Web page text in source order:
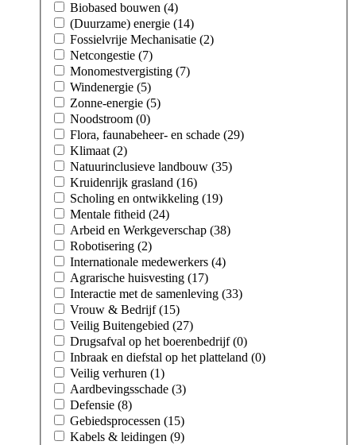
Biobased bouwen (4)
(Duurzame) energie (14)
Fossielvrije Mechanisatie (2)
Netcongestie (7)
Monomestvergisting (7)
Windenergie (5)
Zonne-energie (5)
Noodstroom (0)
Flora, faunabeheer- en schade (29)
Klimaat (2)
Natuurinclusieve landbouw (35)
Kruidenrijk grasland (16)
Scholing en ontwikkeling (19)
Mentale fitheid (24)
Arbeid en Werkgeverschap (38)
Robotisering (2)
Internationale medewerkers (4)
Agrarische huisvesting (17)
Interactie met de samenleving (33)
Vrouw & Bedrijf (15)
Veilig Buitengebied (27)
Drugsafval op het boerenbedrijf (0)
Inbraak en diefstal op het platteland (0)
Veilig verhuren (1)
Aardbevingsschade (3)
Defensie (8)
Gebiedsprocessen (15)
Kabels & leidingen (9)